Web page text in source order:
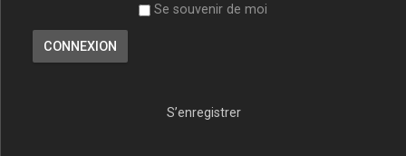
Se souvenir de moi
S’enregistrer